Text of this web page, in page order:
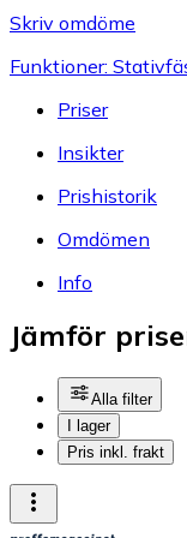
Skriv omdöme
Funktioner:
Priser
Insikter
Prishistorik
Omdömen
Info
Jämför
Alla filter
I lager
Pris inkl. frakt